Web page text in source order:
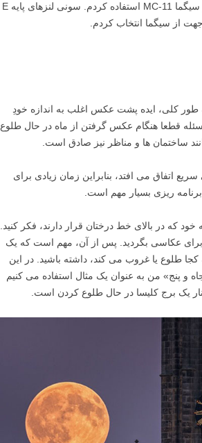
سیگما ۱۵۰-۶۰۰ با آداپتور سیگما MC-11 استفاده کردم. سونی لنزهای پایه E
جهت از سیگما انتخاب کردم.
کلی، ایده پشت عکس اغلب به اندازه خودِ
قطعا هنگام عکس گرفتن از ماه در حال طلوع
ساختمان ها و مناظر نیز صادق است.
اتفاق می افتد، بنابراین زمان زیادی برای
ریزی بسیار مهم است.
خود که در بالای خط درختان قرار دارند، فکر کنید.
برای عکاسی بگردید. پس از آن، مهم است که یک
کجا طلوع یا غروب می کند، داشته باشید. در این
و پنج» من به عنوان یک مثال استفاده می کنیم
یک برج کلیسا در حال طلوع کردن است.